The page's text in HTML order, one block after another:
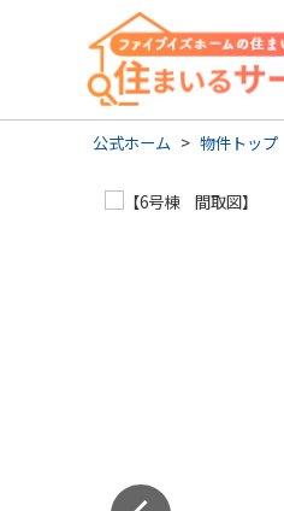
公式ホーム > 物件トップ